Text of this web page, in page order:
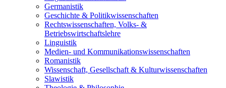
Germanistik
Geschichte & Politikwissenschaften
Rechtswissenschaften, Volks- &
Betriebswirtschaftslehre
Linguistik
Medien- und Kommunikationswissenschaften
Romanistik
Wissenschaft, Gesellschaft & Kulturwissenschaften
Slawistik